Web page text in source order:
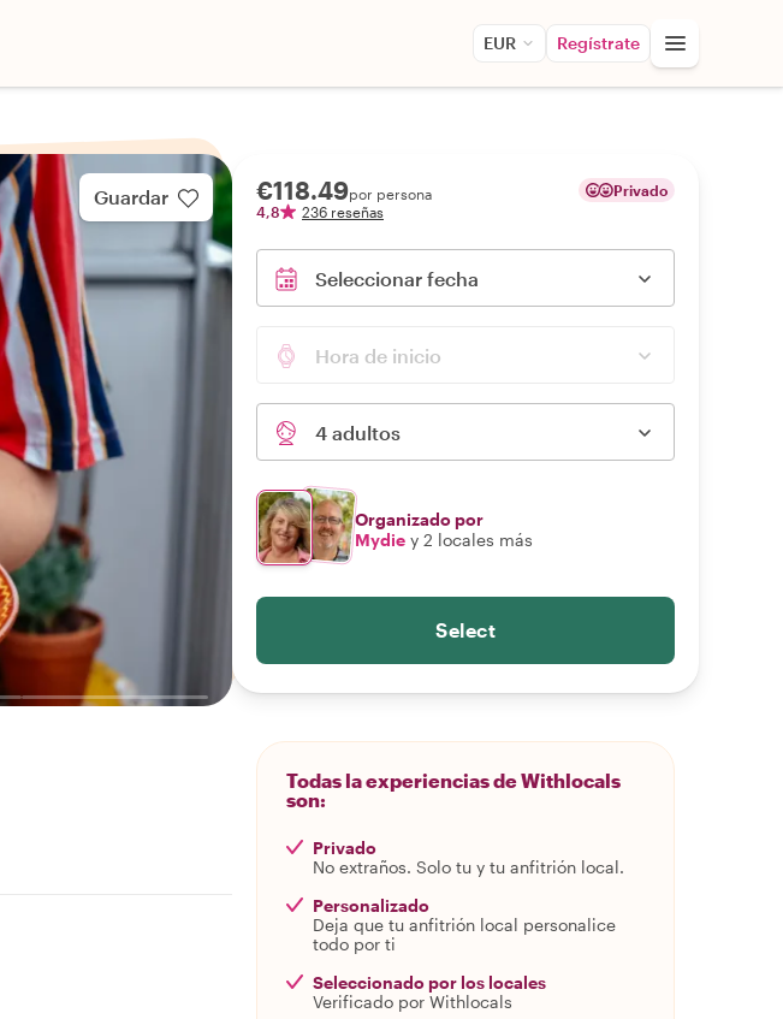
EUR Regístrate
Guardar €118.49por persona
4,8
236 reseñas
Privado
Seleccionar fecha
Hora de inicio
4 adultos
Organizado por
Mydie y 2 locales más
Select
Todas la experiencias de Withlocals
son:
Privado
No extraños. Solo tu y tu anfitrión local.
Personalizado
Deja que tu anfitrión local personalice
todo por ti
Seleccionado por los locales
Verificado por Withlocals